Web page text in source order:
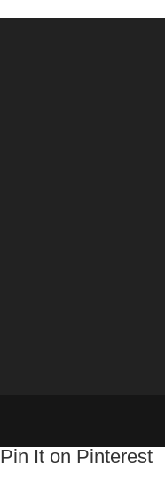
Pin It on Pinterest